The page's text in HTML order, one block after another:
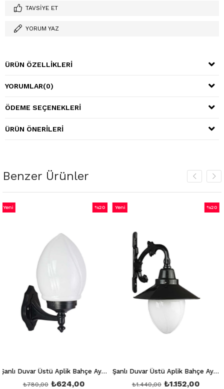
TAVSIYE ET
YORUM YAZ
ÜRÜN ÖZELLIKLERI
YORUMLAR(0)
ÖDEME SEÇENEKLERI
ÜRÜN ÖNERILERI
Benzer Ürünler
Şanlı Duvar Üstü Aplik Bahçe Aydınlatma Armatürü Şa 858
₺624,00
₺780,00
Şanlı Duvar Üstü Aplik Bahçe Aydınlatma Armatürü Şa 859
₺1.152,00
₺1.440,00
Yeni
Yeni